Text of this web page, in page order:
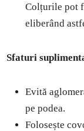
Colțurile pot
eliberând
Sfaturi
Evită
pe podea.
Folosește